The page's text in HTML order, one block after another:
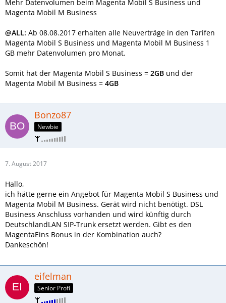
Mehr Datenvolumen beim Magenta Mobil S Business und
Magenta Mobil M Business
@ALL: Ab 08.08.2017 erhalten alle Neuverträge in den Tarifen
Magenta Mobil S Business und Magenta Mobil M Business 1
GB mehr Datenvolumen pro Monat.
Somit hat der Magenta Mobil S Business = 2GB und der
Magenta Mobil M Business = 4GB
Bonzo87
Newbie
7. August 2017
Hallo,
ich hätte gerne ein Angebot für Magenta Mobil S Business und
Magenta Mobil M Business. Gerät wird nicht benötigt. DSL
Business Anschluss vorhanden und wird künftig durch
DeutschlandLAN SIP-Trunk ersetzt werden. Gibt es den
MagentaEins Bonus in der Kombination auch?
Dankeschön!
eifelman
Senior Profi